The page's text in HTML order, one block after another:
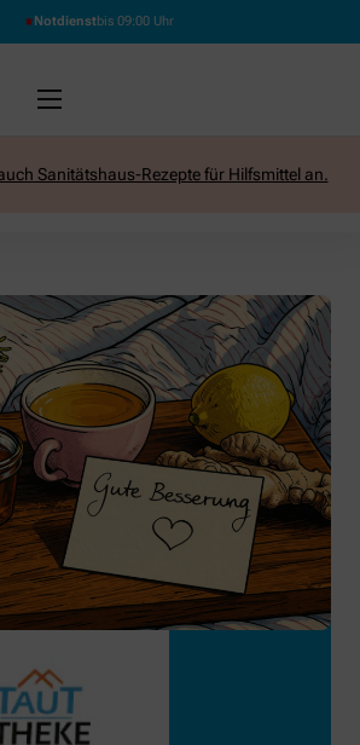
Notdienstbis 09:00 Uhr
Sanitätshaus-Rezepte für Hilfsmittel an.